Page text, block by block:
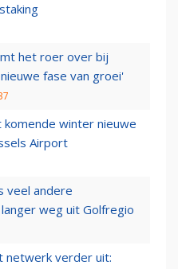
het roer over bij
fase van groei'
komende winter nieuwe
Airport
veel andere
weg uit Golfregio
netwerk verder uit: